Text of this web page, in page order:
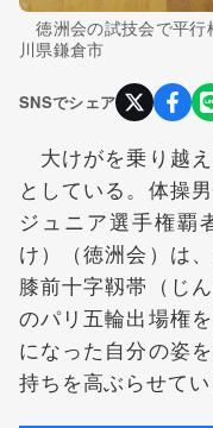
徳洲会の試技会で平行
川県鎌倉市
SNSでシェア
大けがを乗り越
としている。体操
ジュニア選手権覇
け）（徳洲会）は
膝前十字靱帯（じ
のパリ五輪出場権
になった自分の姿
持ちを高ぶらせてい